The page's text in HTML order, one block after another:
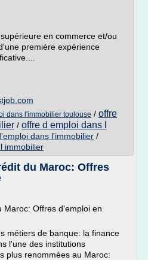
en commerce et/ou
première expérience
dans l'immobilier toulouse / offre
/ offre d emploi dans l
dans l'immobilier /
immobilier
du Maroc: Offres
Maroc: Offres d'emploi en
métiers de banque: la finance
l'une des institutions
plus renommées au Maroc: